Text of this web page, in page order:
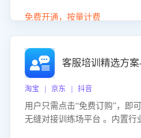
商家降低退款率，提升售后效率
免费开通，按量计费
客服培训精选方
淘宝 | 京东 | 抖音
用户只需点击“免费订购”，即
无缝对接训练场平台 。内置行